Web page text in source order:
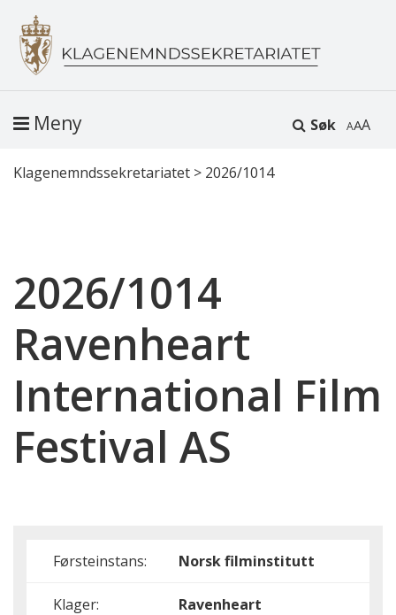
Søk A
Meny
Klagenemndssekretariatet > 2026/1014
2026/1014
Ravenheart
International Film
Festival AS
Førsteinstans: Norsk filminstitutt
Klager:
Ravenheart